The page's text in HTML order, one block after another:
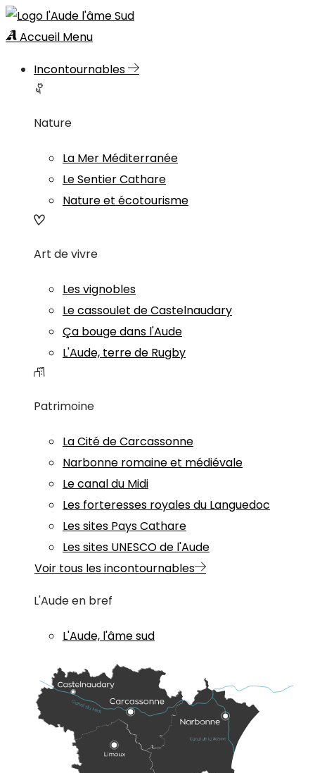
Accueil Menu
Incontournables
Nature
La Mer Méditerranée
Le Sentier Cathare
Nature et écotourisme
Art de vivre
Les vignobles
Le cassoulet de Castelnaudary
Ça bouge dans l'Aude
L'Aude, terre de Rugby
Patrimoine
La Cité de Carcassonne
Narbonne romaine et médiévale
Le canal du Midi
Les forteresses royales du Languedoc
Les sites Pays Cathare
Les sites UNESCO de l'Aude
Voir tous les incontournables
L'Aude en bref
L'Aude, l'âme sud